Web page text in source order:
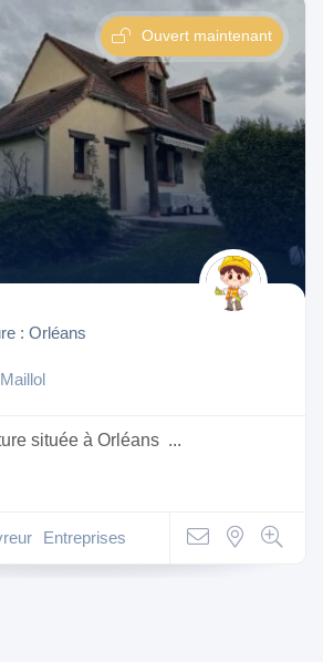
Ouvert maintenant
: Orléans
située à Orléans ...
Entreprises